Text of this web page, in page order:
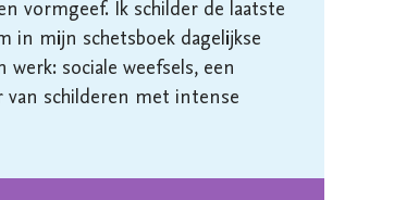
vormgeef. Ik schilder de laatste
in mijn schetsboek dagelijkse
sociale weefsels, een
van schilderen met intense